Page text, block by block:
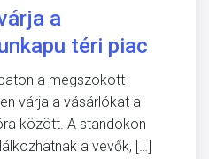
a
téri piac
a megszokott
várja a vásárlókat a
között. A standokon
a vevők, […]